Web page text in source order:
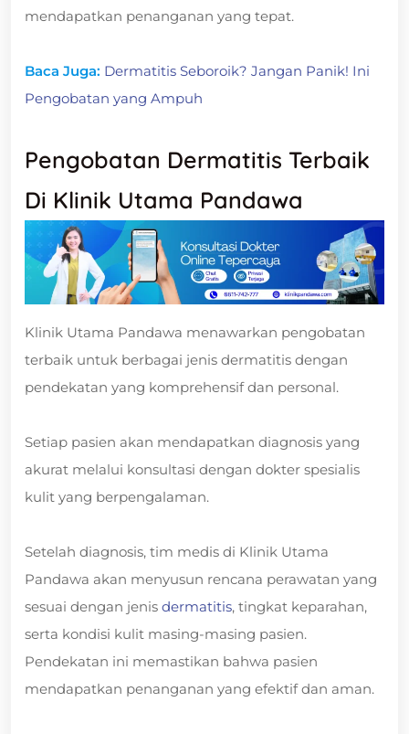
mendapatkan penanganan yang tepat.
Baca Juga: Dermatitis Seboroik? Jangan Panik! Ini
Pengobatan yang Ampuh
Pengobatan Dermatitis Terbaik
Di Klinik Utama Pandawa
Klinik Utama Pandawa menawarkan pengobatan
terbaik untuk berbagai jenis dermatitis dengan
pendekatan yang komprehensif dan personal.
Setiap pasien akan mendapatkan diagnosis yang
akurat melalui konsultasi dengan dokter spesialis
kulit yang berpengalaman.
Setelah diagnosis, tim medis di Klinik Utama
Pandawa akan menyusun rencana perawatan yang
sesuai dengan jenis dermatitis, tingkat keparahan,
serta kondisi kulit masing-masing pasien.
Pendekatan ini memastikan bahwa pasien
mendapatkan penanganan yang efektif dan aman.